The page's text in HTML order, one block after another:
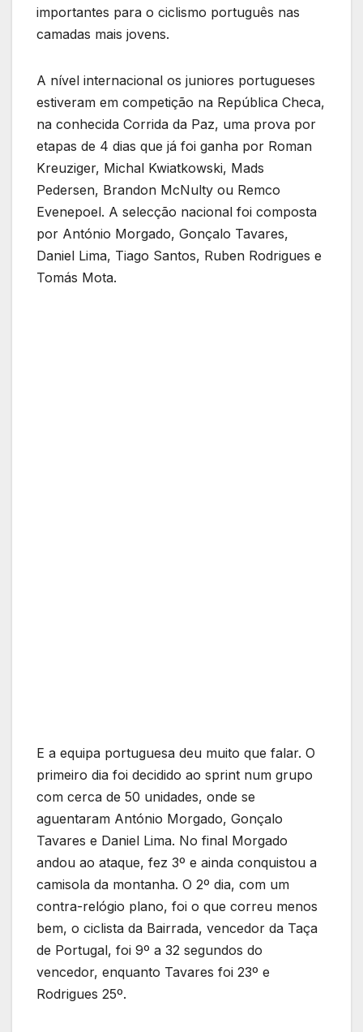
importantes para o ciclismo português nas
camadas mais jovens.
A nível internacional os juniores portugueses
estiveram em competição na República Checa,
na conhecida Corrida da Paz, uma prova por
etapas de 4 dias que já foi ganha por Roman
Kreuziger, Michal Kwiatkowski, Mads
Pedersen, Brandon McNulty ou Remco
Evenepoel. A selecção nacional foi composta
por António Morgado, Gonçalo Tavares,
Daniel Lima, Tiago Santos, Ruben Rodrigues e
Tomás Mota.
E a equipa portuguesa deu muito que falar. O
primeiro dia foi decidido ao sprint num grupo
com cerca de 50 unidades, onde se
aguentaram António Morgado, Gonçalo
Tavares e Daniel Lima. No final Morgado
andou ao ataque, fez 3º e ainda conquistou a
camisola da montanha. O 2º dia, com um
contra-relógio plano, foi o que correu menos
bem, o ciclista da Bairrada, vencedor da Taça
de Portugal, foi 9º a 32 segundos do
vencedor, enquanto Tavares foi 23º e
Rodrigues 25º.